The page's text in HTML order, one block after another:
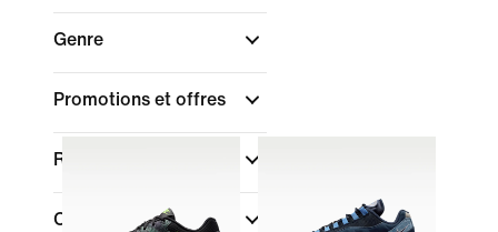
Genre
Promotions et offres
Rechercher par prix
Collections